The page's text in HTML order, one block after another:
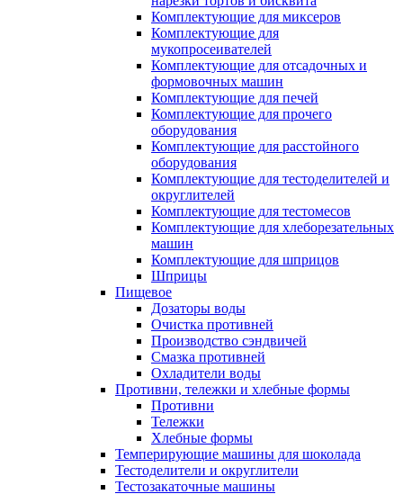
Комплектующие для миксеров
Комплектующие для
мукопросеивателей
Комплектующие для отсадочных и
формовочных машин
Комплектующие для печей
Комплектующие для прочего
оборудования
Комплектующие для расстойного
оборудования
Комплектующие для тестоделителей и
округлителей
Комплектующие для тестомесов
Комплектующие для хлеборезательных
машин
Комплектующие для шприцов
Шприцы
Пищевое
Дозаторы воды
Очистка противней
Производство сэндвичей
Смазка противней
Охладители воды
Противни, тележки и хлебные формы
Противни
Тележки
Хлебные формы
Темперирующие машины для шоколада
Тестоделители и округлители
Тестозакаточные машины